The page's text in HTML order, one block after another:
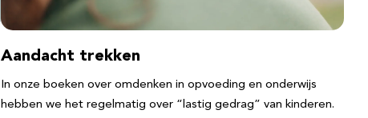
Aandacht trekken
In onze boeken over omdenken in opvoeding en onderwijs
hebben we het regelmatig over “lastig gedrag” van kinderen.